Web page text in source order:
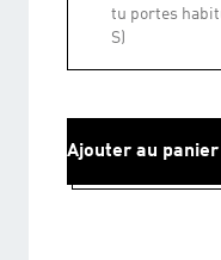
tu portes
S)
Ajouter au panier